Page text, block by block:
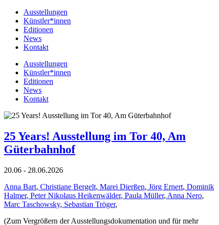
Ausstellungen
Künstler*innen
Editionen
News
Kontakt
Ausstellungen
Künstler*innen
Editionen
News
Kontakt
25 Years! Ausstellung im Tor 40, Am
Güterbahnhof
20.06 - 28.06.2026
Anna Bart, Christiane Bergelt, Marei Dierßen, Jörg Ernert, Dominik
Halmer, Peter Nikolaus Heikenwälder, Paula Müller, Anna Nero,
Marc Taschowsky, Sebastian Tröger,
(Zum Vergrößern der Ausstellungsdokumentation und für mehr